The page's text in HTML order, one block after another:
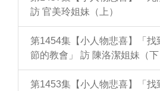
訪 官美玲姐妹（上）
第1454集【小人物悲喜】「找
節的教會」 訪 陳洛潔姐妹（下
第1453集【小人物悲喜】「找